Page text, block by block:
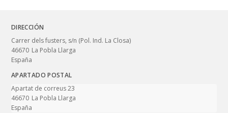
DIRECCIÓN
Carrer dels fusters, s/n (Pol. Ind. La Closa)
46670 La Pobla Llarga
España
APARTADO POSTAL
Apartat de correus 23
46670 La Pobla Llarga
España